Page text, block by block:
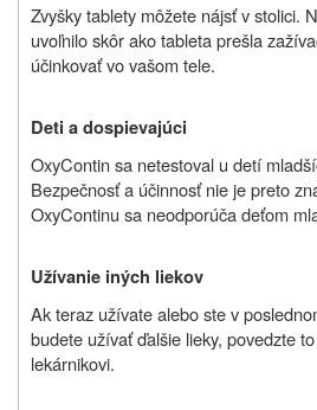
Zvyšky tablety môžete nájsť v stolici.
uvoľnilo skôr ako tableta prešla
účinkovať vo vašom tele.
Deti a dospievajúci
OxyContin sa netestoval u detí
Bezpečnosť a účinnosť nie je preto
OxyContinu sa neodporúča deťom
Užívanie iných liekov
Ak teraz užívatealebo ste v
budete užívať ďalšie lieky, povedzte
lekárnikovi.